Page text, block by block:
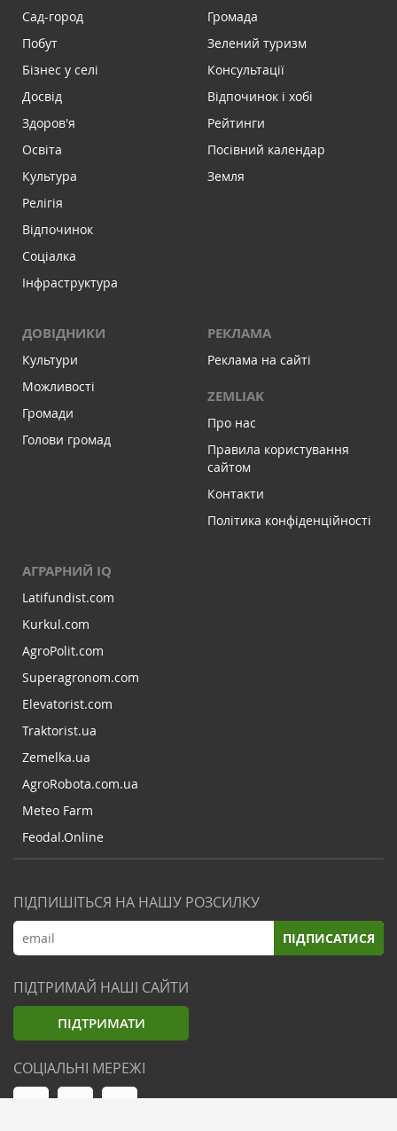
Сад-город
Побут
Бізнес у селі
Досвід
Здоров'я
Освіта
Культура
Релігія
Відпочинок
Соціалка
Інфраструктура
Громада
Зелений туризм
Консультації
Відпочинок і хобі
Рейтинги
Посівний календар
Земля
ДОВІДНИКИ
Культури
Можливості
Громади
Голови громад
РЕКЛАМА
Реклама на сайті
ZEMLIAK
Про нас
Правила користування
сайтом
Контакти
Політика конфіденційності
АГРАРНИЙ IQ
Latifundist.com
Kurkul.com
AgroPolit.com
Superagronom.com
Elevatorist.com
Traktorist.ua
Zemelka.ua
AgroRobota.com.ua
Meteo Farm
Feodal.Online
ПІДПИШІТЬСЯ НА НАШУ РОЗСИЛКУ
ПІДПИСАТИСЯ
ПІДТРИМАЙ НАШІ САЙТИ
ПІДТРИМАТИ
СОЦІАЛЬНІ МЕРЕЖІ